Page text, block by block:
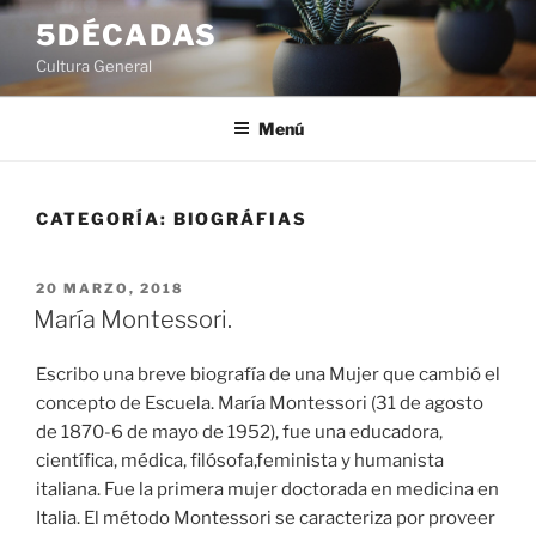
Saltar
contenido
5DÉCADAS
Cultura General
Menú
CATEGORÍA: BIOGRÁFIAS
PUBLICADO
EL
20 MARZO, 2018
María Montessori.
Escribo una breve biografía de una Mujer que cambió el
concepto de Escuela. María Montessori (31 de agosto
de 1870-6 de mayo de 1952), fue una educadora,
científica, médica, filósofa,feminista y humanista
italiana. Fue la primera mujer doctorada en medicina en
Italia. El método Montessori se caracteriza por proveer